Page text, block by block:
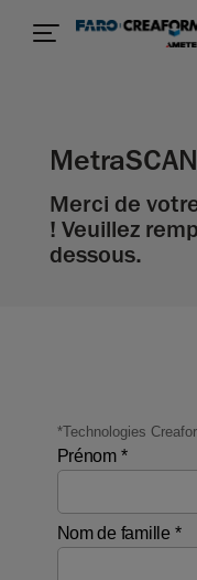
encore
Merci de
! Veuillez
dessous.